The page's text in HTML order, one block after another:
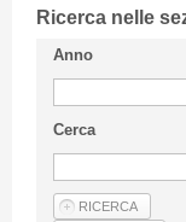
CIFI in breve
Linee Guida
Privacy Policy
Articoli
Ricerca nelle
Anno
Cerca